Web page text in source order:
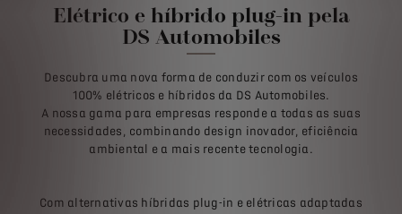
Elétrico e híbrido plug-in pela
DS Automobiles
Descubra uma nova forma de conduzir com os veículos
100% elétricos e híbridos da DS Automobiles.
A nossa gama para empresas responde a todas as suas
necessidades, combinando design inovador, eficiência
ambiental e a mais recente tecnologia.
Com alternativas híbridas plug-in e elétricas adaptadas